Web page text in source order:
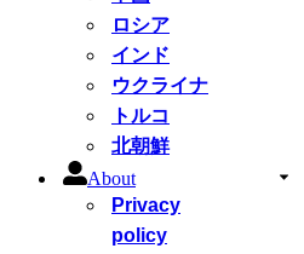
ロシア
インド
ウクライナ
トルコ
北朝鮮
About
Privacy
policy